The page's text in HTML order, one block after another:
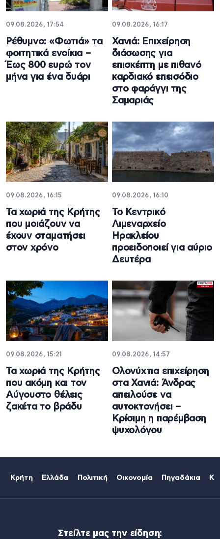
09.08.2026, 17:54
Ρέθυμνο: «Φωτιά» τα
φοιτητικά ενοίκια –
Έως 800 ευρώ τον
μήνα για ένα δυάρι
09.08.2026, 16:17
Χανιά: Επιχείρηση
διάσωσης για
επισκέπτη με πιθανό
καρδιακό επεισόδιο
στο φαράγγι της
Σαμαριάς
09.08.2026, 16:15
Τα χωριά της Κρήτης
που μοιάζουν να
έχουν σταματήσει
στον χρόνο
09.08.2026, 16:10
Το Κεντρικό
Λιμεναρχείο
Ηρακλείου
προειδοποιεί για αύριο
Δευτέρα
09.08.2026, 15:21
Τα χωριά της Κρήτης
που ακόμη και τον
Αύγουστο θέλεις
ζακέτα το βράδυ
09.08.2026, 14:57
Ολονύχτια επιχείρηση
στα Χανιά: Άνδρας
απειλούσε να
αυτοκτονήσει –
Κρίσιμη η παρέμβαση
ψυχολόγου
Κρήτη Ελλάδα Πολιτική Οικονομία Πηγαδάκια
Στείλτε μας την είδηση: